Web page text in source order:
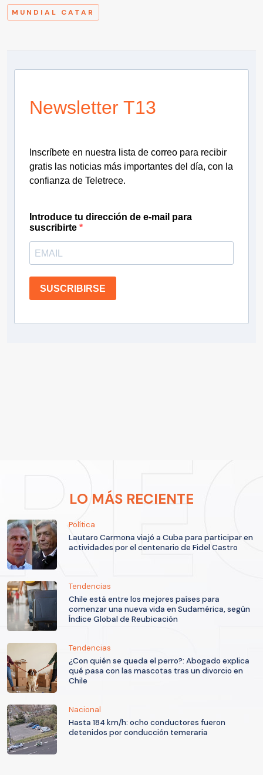
MUNDIAL CATAR
Newsletter T13
Inscríbete en nuestra lista de correo para recibir
gratis las noticias más importantes del día, con la
confianza de Teletrece.
Introduce tu dirección de e-mail para
suscribirte
SUSCRIBIRSE
LO MÁS RECIENTE
Política
Lautaro Carmona viajó a Cuba para participar en
actividades por el centenario de Fidel Castro
Tendencias
Chile está entre los mejores países para
comenzar una nueva vida en Sudamérica, según
Índice Global de Reubicación
Tendencias
¿Con quién se queda el perro?: Abogado explica
qué pasa con las mascotas tras un divorcio en
Chile
Nacional
Hasta 184 km/h: ocho conductores fueron
detenidos por conducción temeraria